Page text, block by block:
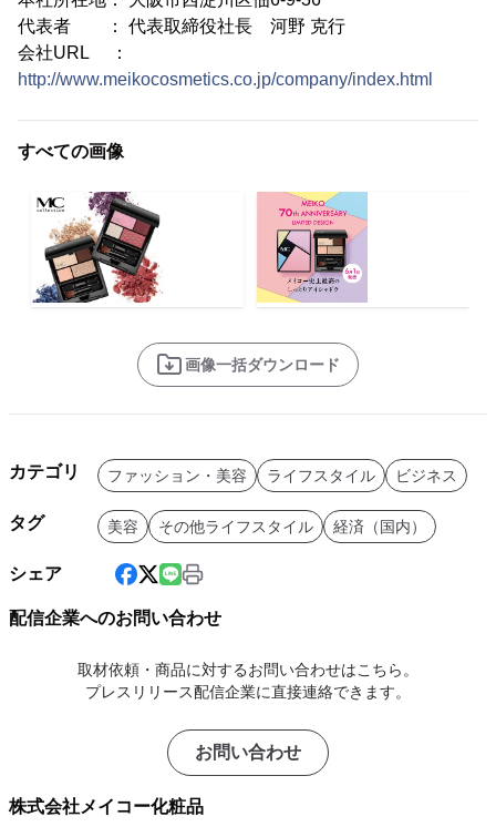
代表者 ： 代表取締役社長 河野 克行
会社URL ：
http://www.meikocosmetics.co.jp/company/index.html
すべての画像
画像一括ダウンロード
カテゴリ ファッション・美容 ライフスタイル ビジネス
タグ 美容 その他ライフスタイル 経済（国内）
シェア
配信企業へのお問い合わせ
取材依頼・商品に対するお問い合わせはこちら。
プレスリリース配信企業に直接連絡できます。
お問い合わせ
株式会社メイコー化粧品